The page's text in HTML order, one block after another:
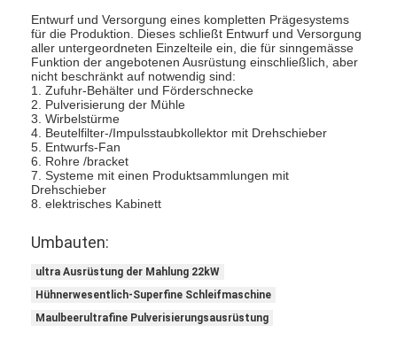
Über uns
Fabrik Tour
Qualitätskontrolle
Kontakt
Nachrichten
Alle Fälle
Zentrifugaler HochgeschwindigkeitsSprühtrockner
Vibrierender Wirbelschichttrockner
Entwurf und Versorgung eines kompletten Prägesystems
für die Produktion. Dieses schließt Entwurf und Versorgung
aller untergeordneten Einzelteile ein, die für sinngemässe
Funktion der angebotenen Ausrüstung einschließlich, aber
nicht beschränkt auf notwendig sind:
1. Zufuhr-Behälter und Förderschnecke
2. Pulverisierung der Mühle
3. Wirbelstürme
4. Beutelfilter-/Impulsstaubkollektor mit Drehschieber
5. Entwurfs-Fan
6. Rohre /bracket
7. Systeme mit einen Produktsammlungen mit
Drehschieber
8. elektrisches Kabinett
Umbauten:
ultra Ausrüstung der Mahlung 22kW
Hühnerwesentlich-Superfine Schleifmaschine
Maulbeerultrafine Pulverisierungsausrüstung